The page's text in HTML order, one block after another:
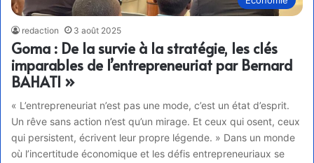
redaction 3 août 2025
Goma : De la survie à la stratégie, les clés
imparables de l’entrepreneuriat par Bernard
BAHATI »
« L’entrepreneuriat n’est pas une mode, c’est un état d’esprit.
Un rêve sans action n’est qu’un mirage. Et ceux qui osent, ceux
qui persistent, écrivent leur propre légende. » Dans un monde
où l’incertitude économique et les défis entrepreneuriaux se